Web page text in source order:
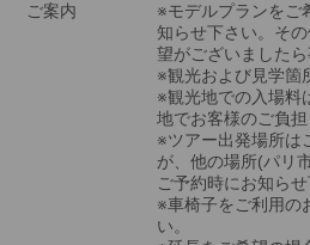
ご案内
※モデルプランをご
知らせ下さい。そ
望がございましたら
※観光および見学箇
※観光地での入場料
地でお客様のご負担
※ツアー出発場所は
が、他の場所(パリ
ご予約時にお知らせ
※車椅子をご利用の
い。